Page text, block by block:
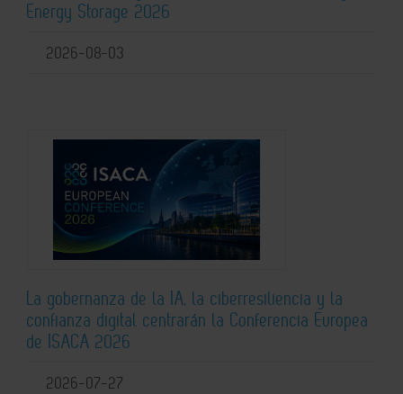
Energy Storage 2026
2026-08-03
La gobernanza de la IA, la ciberresiliencia y la
confianza digital centrarán la Conferencia Europea
de ISACA 2026
2026-07-27